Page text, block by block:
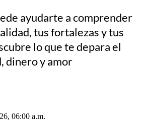
ayudarte a comprender
tus fortalezas y tus
lo que te depara el
dinero y amor
06:00 a.m.